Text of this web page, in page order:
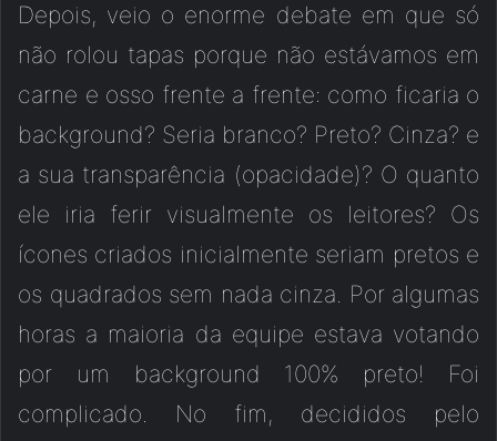
Depois, veio o enorme debate em que só
não rolou tapas porque não estávamos em
carne e osso frente a frente: como ficaria o
background? Seria branco? Preto? Cinza? e
a sua transparência (opacidade)? O quanto
ele iria ferir visualmente os leitores? Os
ícones criados inicialmente seriam pretos e
os quadrados sem nada cinza. Por algumas
horas a maioria da equipe estava votando
por um background 100% preto! Foi
complicado. No fim, decididos pelo